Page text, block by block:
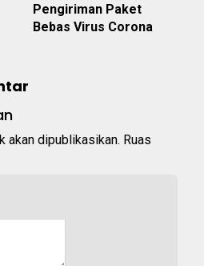
Pengiriman Paket
Bebas Virus Corona
akan dipublikasikan. Ruas